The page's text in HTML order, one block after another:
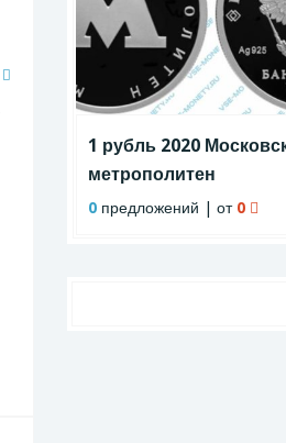
1 рубль 2020
метрополитен
0предложений | от 0